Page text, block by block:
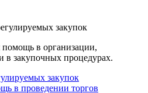
закупок
в организации,
в закупочных процедурах.
закупок
в проведении торгов